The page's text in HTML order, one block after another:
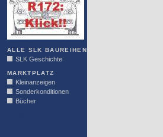
ALLE SLK BAUREIHEN
SLK Geschichte
MARKTPLATZ
Kleinanzeigen
Sonderkonditionen
Bücher